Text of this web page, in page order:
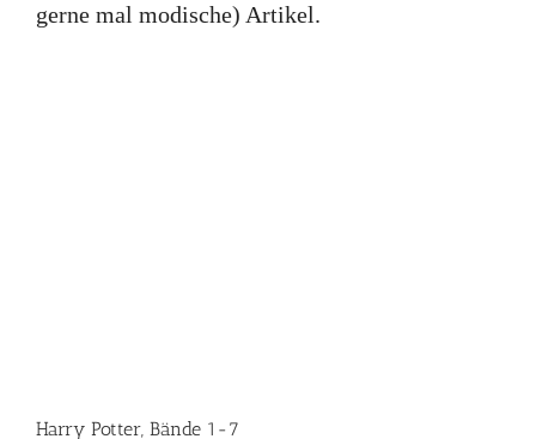
gerne mal modische) Artikel.
Harry Potter, Bände 1-7